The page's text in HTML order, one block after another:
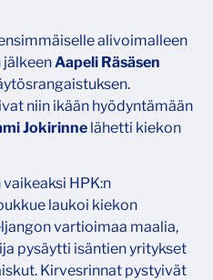
alivoimalleen
Aapeli Räsäsen
niin ikään hyödyntämään
Jokirinne lähetti kiekon
HPK:n
laukoi kiekon
vartioimaa maalia,
pysäytti isäntien yritykset
Kirvesrinnat pystyivät